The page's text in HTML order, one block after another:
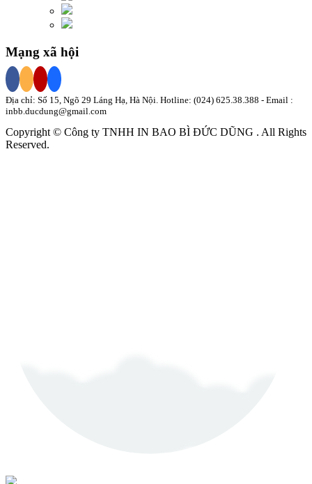
Mạng xã hội
Địa chỉ: Số 15, Ngõ 29 Láng Hạ, Hà Nội. Hotline: (024) 625.38.388 - Email :
inbb.ducdung@gmail.com
Copyright © Công ty TNHH IN BAO BÌ ĐỨC DŨNG . All Rights
Reserved.